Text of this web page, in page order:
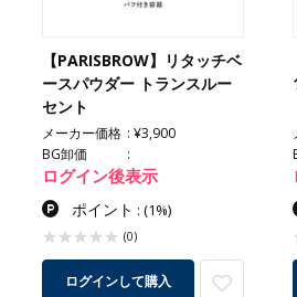
【PARISBROW】リタッチベ
ースパウダー トランスルー
セント
メーカー価格
¥3,900
BG卸価
ログイン後表示
ポイント :(1%)
(0)
ログインして購入